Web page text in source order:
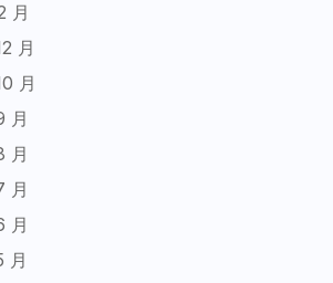
月
月
月
月
月
月
月
月